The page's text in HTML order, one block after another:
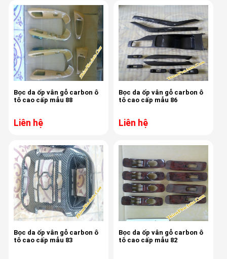
Bọc da ốp vân gỗ carbon ô
tô cao cấp mẫu 88
Liên hệ
Bọc da ốp vân gỗ carbon ô
tô cao cấp mẫu 86
Liên hệ
Bọc da ốp vân gỗ carbon ô
tô cao cấp mẫu 83
Bọc da ốp vân gỗ carbon ô
tô cao cấp mẫu 82